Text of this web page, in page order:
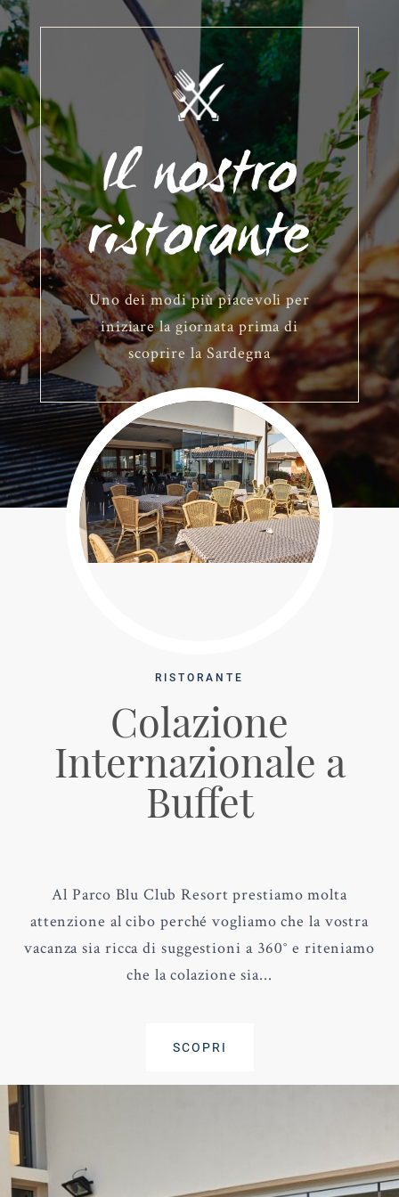
Il nostro
ristorante
Uno dei modi più piacevoli per
iniziare la giornata prima di
scoprire la Sardegna
RISTORANTE
Colazione
Internazionale a
Buffet
Al Parco Blu Club Resort prestiamo molta
attenzione al cibo perché vogliamo che la vostra
vacanza sia ricca di suggestioni a 360° e riteniamo
che la colazione sia...
SCOPRI